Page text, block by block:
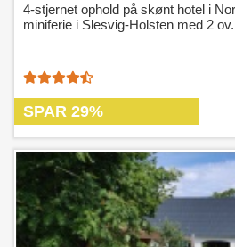
4-stjernet ophold på skønt hotel i
miniferie i Slesvig-Holsten med 2
SPAR 29%